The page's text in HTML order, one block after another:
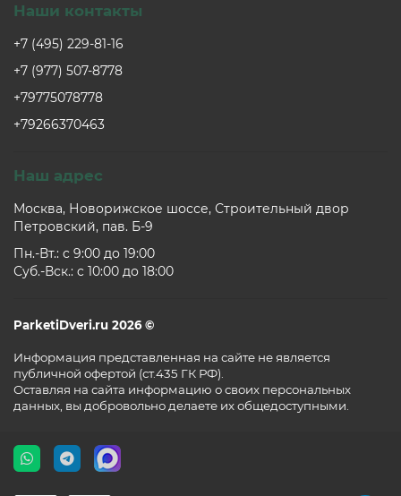
Наши контакты
+7 (495) 229-81-16
+7 (977) 507-8778
+79775078778
+79266370463
Наш адрес
Москва, Новорижское шоссе, Строительный двор
Петровский, пав. Б-9
Пн.-Вт.: c 9:00 до 19:00
Суб.-Вск.: c 10:00 до 18:00
ParketiDveri.ru 2026 ©
Информация представленная на сайте не является
публичной офертой (ст.435 ГК РФ).
Оставляя на сайта информацию о своих персональных
данных, вы добровольно делаете их общедоступными.